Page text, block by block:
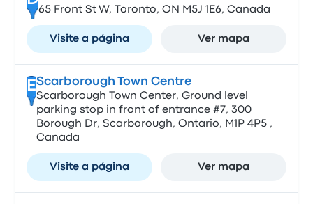
65 Front St W, Toronto, ON M5J 1E6, Canada
Visite a página Ver mapa
EScarborough Town Centre
Scarborough Town Center, Ground level
parking stop in front of entrance #7, 300
Borough Dr, Scarborough, Ontario, M1P 4P5 ,
Canada
Visite a página Ver mapa